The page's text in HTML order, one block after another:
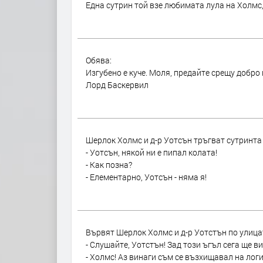
Една сутрин той взе любимата лула на
Обява:
Изгубено е куче. Моля, предайте срещу
Лорд Баскервил
Шерлок Холмс и д-р Уотсън тръгват
- Уотсън, някой ни е пипал колата!
- Как позна?
- Елементарно, Уотсън - няма я!
Вървят Шерлок Холмс и д-р Уотстън по
- Слушайте, Уотстън! Зад този ъгъл сега ще
- Холмс! Аз винаги съм се възхищавал на